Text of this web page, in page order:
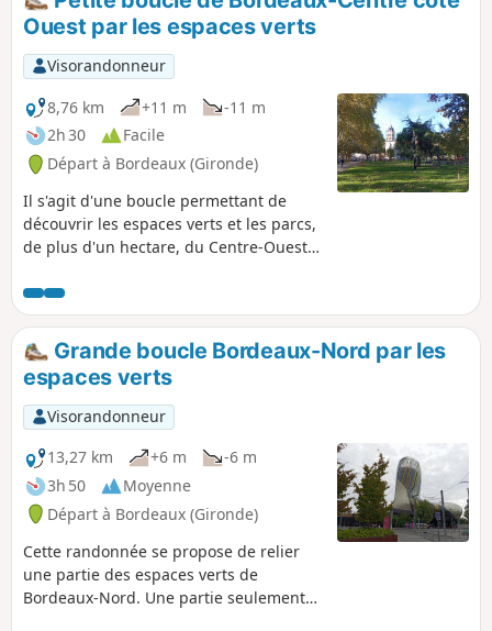
accessible en vélo en faisant attention.
Ouest par les espaces verts
Visorandonneur
8,76 km
+11 m
-11 m
2h 30
Facile
Départ à Bordeaux (Gironde)
Il s'agit d'une boucle permettant de
découvrir les espaces verts et les parcs,
de plus d'un hectare, du Centre-Ouest
villes, le secteur Ouest est privilégié car
l'air, venant de la mer, est sensé être
plus sain. De ce côté de Bordeaux,
beaucoup de belles maisons
agrémentées de jardins particuliers et
les parcs publics, bien entretenus, sont
fermés la nuit.Itinéraire faisable en
vélo, en faisant attention.
Grande boucle Bordeaux-Nord par les
espaces verts
Visorandonneur
13,27 km
+6 m
-6 m
3h 50
Moyenne
Départ à Bordeaux (Gironde)
Cette randonnée se propose de relier
une partie des espaces verts de
Bordeaux-Nord. Une partie seulement